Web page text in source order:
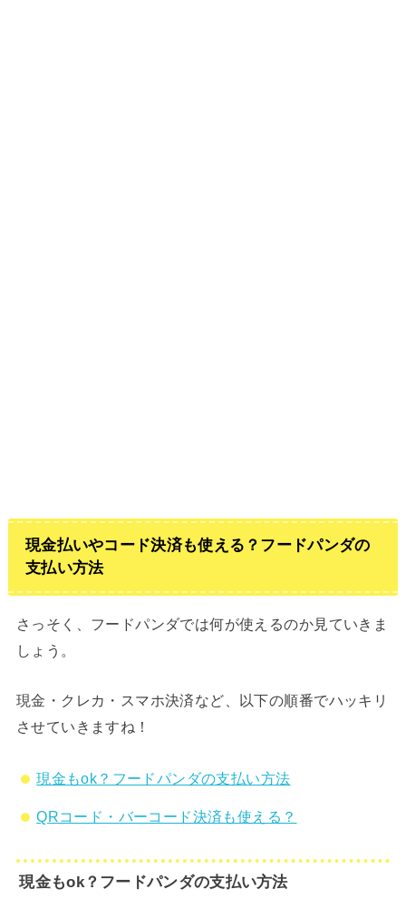
現金払いやコード決済も使える？フードパンダの
支払い方法
さっそく、フードパンダでは何が使えるのか見ていきま
しょう。
現金・クレカ・スマホ決済など、以下の順番でハッキリ
させていきますね！
現金もok？フードパンダの支払い方法
QRコード・バーコード決済も使える？
現金もok？フードパンダの支払い方法